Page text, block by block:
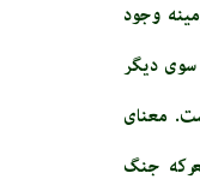
وجود
سوى ديگر
معناى
جنگ